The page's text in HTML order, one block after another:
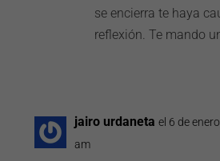
se encierra te haya
reflexión. Te mando
jairo urdaneta el 6 de
am